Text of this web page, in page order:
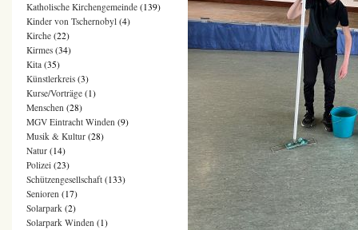
Katholische Kirchengemeinde (139)
Kinder von Tschernobyl (4)
Kirche (22)
Kirmes (34)
Kita (35)
Künstlerkreis (3)
Kurse/Vorträge (1)
Menschen (28)
MGV Eintracht Winden (9)
Musik & Kultur (28)
Natur (14)
Polizei (23)
Schützengesellschaft (133)
Senioren (17)
Solarpark (2)
Solarpark Winden (1)